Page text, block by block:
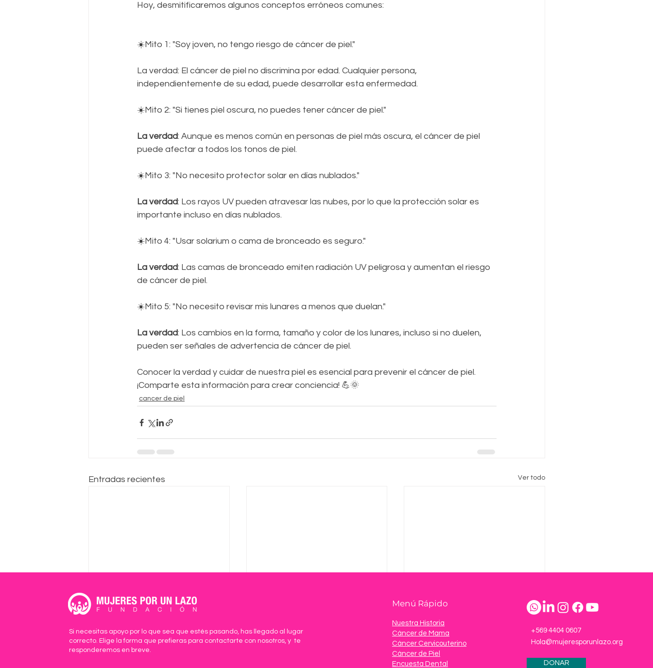
Hoy, desmitificaremos algunos conceptos erróneos comunes:
☀️Mito 1: "Soy joven, no tengo riesgo de cáncer de piel."
La verdad: El cáncer de piel no discrimina por edad. Cualquier persona,
independientemente de su edad, puede desarrollar esta enfermedad.
☀️Mito 2: "Si tienes piel oscura, no puedes tener cáncer de piel."
La verdad: Aunque es menos común en personas de piel más oscura, el cáncer de piel
puede afectar a todos los tonos de piel.
☀️Mito 3: "No necesito protector solar en días nublados."
La verdad: Los rayos UV pueden atravesar las nubes, por lo que la protección solar es
importante incluso en días nublados.
☀️Mito 4: "Usar solarium o cama de bronceado es seguro."
La verdad: Las camas de bronceado emiten radiación UV peligrosa y aumentan el riesgo
de cáncer de piel.
☀️Mito 5: "No necesito revisar mis lunares a menos que duelan."
La verdad: Los cambios en la forma, tamaño y color de los lunares, incluso si no duelen,
pueden ser señales de advertencia de cáncer de piel.
Conocer la verdad y cuidar de nuestra piel es esencial para prevenir el cáncer de piel.
¡Comparte esta información para crear conciencia! 💪🌞
cancer de piel
Entradas recientes Ver todo
Galería de imágenes de
Si necesitas apoyo por lo que sea que estés pasando, has llegado al lugar
correcto. Elige la forma que prefieras para contactarte con nosotros, y te
responderemos en breve.
Menú Rápido
Nuestra Historia
Cáncer de Mama
Cáncer Cervicouterino
Cáncer de Piel
Encuesta Dental
+569 4404 0607
Hola@mujeresporunlazo.org
DONAR